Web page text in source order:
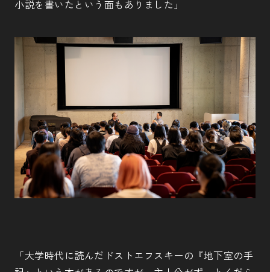
小説を書いたという面もありました」
「大学時代に読んだドストエフスキーの『地下室の手